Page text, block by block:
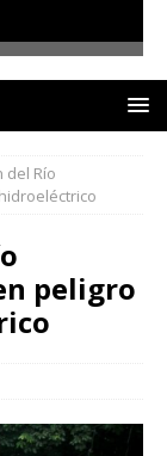
del Río
peligro